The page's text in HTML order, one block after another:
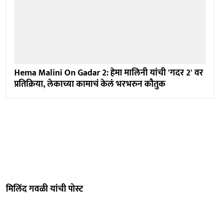
Hema Malini On Gadar 2: हेमा मालिनी यांची 'गदर 2' वर
प्रतिक्रिया, लेकाच्या कामाचं केलं भरभरुन कौतुक
मिलिंद गवळी यांची पोस्ट